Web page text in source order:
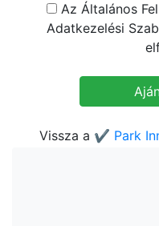
Az Általános
Adatkezelési
Vissza a ✔️ Park